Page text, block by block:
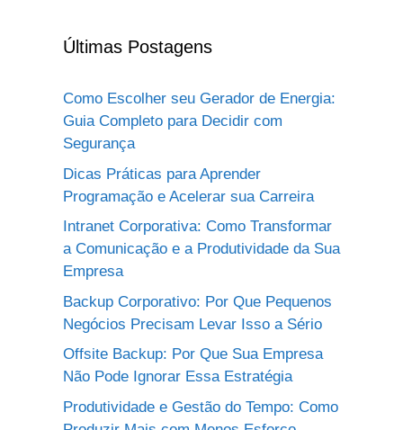
Últimas Postagens
Como Escolher seu Gerador de Energia:
Guia Completo para Decidir com
Segurança
Dicas Práticas para Aprender
Programação e Acelerar sua Carreira
Intranet Corporativa: Como Transformar
a Comunicação e a Produtividade da Sua
Empresa
Backup Corporativo: Por Que Pequenos
Negócios Precisam Levar Isso a Sério
Offsite Backup: Por Que Sua Empresa
Não Pode Ignorar Essa Estratégia
Produtividade e Gestão do Tempo: Como